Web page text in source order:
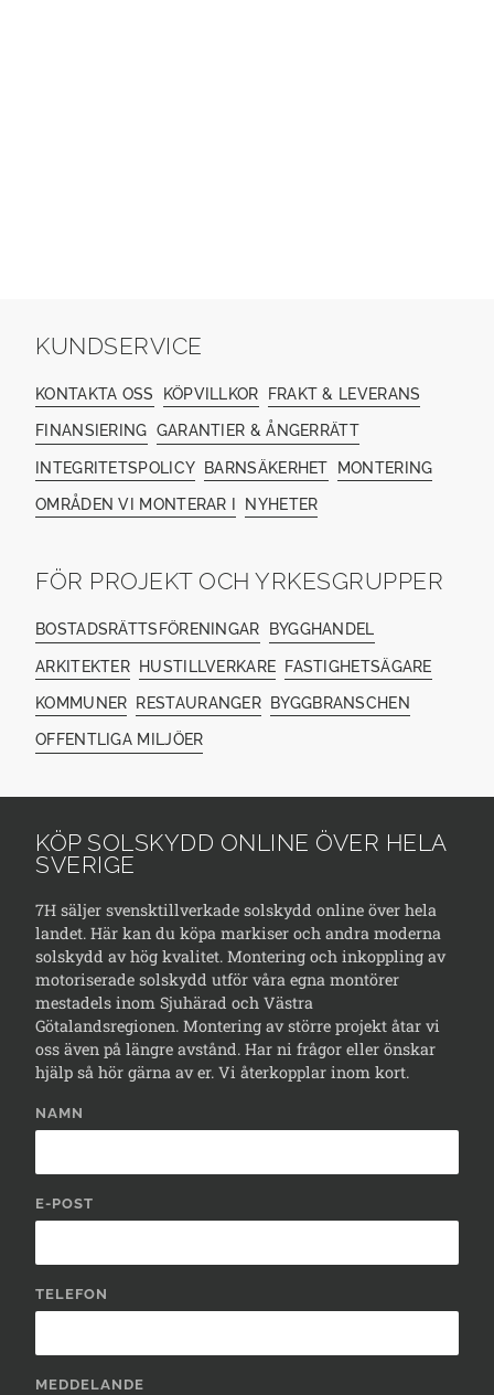
KUNDSERVICE
KONTAKTA OSS KÖPVILLKOR FRAKT & LEVERANS
FINANSIERING GARANTIER & ÅNGERRÄTT
INTEGRITETSPOLICY BARNSÄKERHET MONTERING
OMRÅDEN VI MONTERAR I NYHETER
FÖR PROJEKT OCH YRKESGRUPPER
BOSTADSRÄTTSFÖRENINGAR BYGGHANDEL
ARKITEKTER HUSTILLVERKARE FASTIGHETSÄGARE
KOMMUNER RESTAURANGER BYGGBRANSCHEN
OFFENTLIGA MILJÖER
KÖP SOLSKYDD ONLINE ÖVER HELA
SVERIGE
7H säljer svensktillverkade solskydd online över hela
landet. Här kan du köpa markiser och andra moderna
solskydd av hög kvalitet. Montering och inkoppling av
motoriserade solskydd utför våra egna montörer
mestadels inom Sjuhärad och Västra
Götalandsregionen. Montering av större projekt åtar vi
oss även på längre avstånd. Har ni frågor eller önskar
hjälp så hör gärna av er. Vi återkopplar inom kort.
NAMN
E-POST
TELEFON
MEDDELANDE